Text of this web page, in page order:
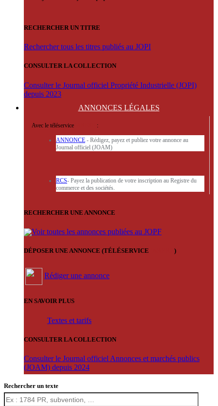
RECHERCHER UN TITRE
Rechercher tous les titres publiés au JOPI
CONSULTER LA COLLECTION
Consulter le Journal officiel Propriété Industrielle (JOPI)
depuis 2023
ANNONCES LÉGALES
Avec le téléservice :
ANNONCE - Rédigez, payez et publiez votre annonce au
Journal officiel (JOAM)
RCS- Payez la publication de votre inscription au Registre du
commerce et des sociétés.
RECHERCHER UNE ANNONCE
Voir toutes les annonces publiées au JOPF
DÉPOSER UNE ANNONCE (TÉLÉSERVICE )
Rédiger une annonce
EN SAVOIR PLUS
Textes et tarifs
CONSULTER LA COLLECTION
Consulter le Journal officiel Annonces et marchés publics
(JOAM) depuis 2024
Rechercher un texte